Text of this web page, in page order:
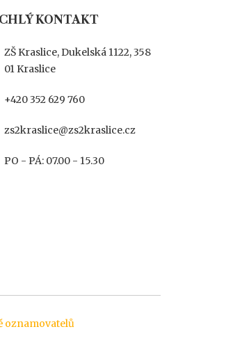
KONTAKT
ZŠ Kraslice, Dukelská 1122, 358
01 Kraslice
+420 352 629 760
zs2kraslice@zs2kraslice.cz
PO - PÁ: 07.00 - 15.30
oznamovatelů